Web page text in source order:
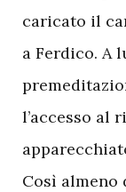
caricato il
a Ferdico. A
l’accesso al
Così almeno